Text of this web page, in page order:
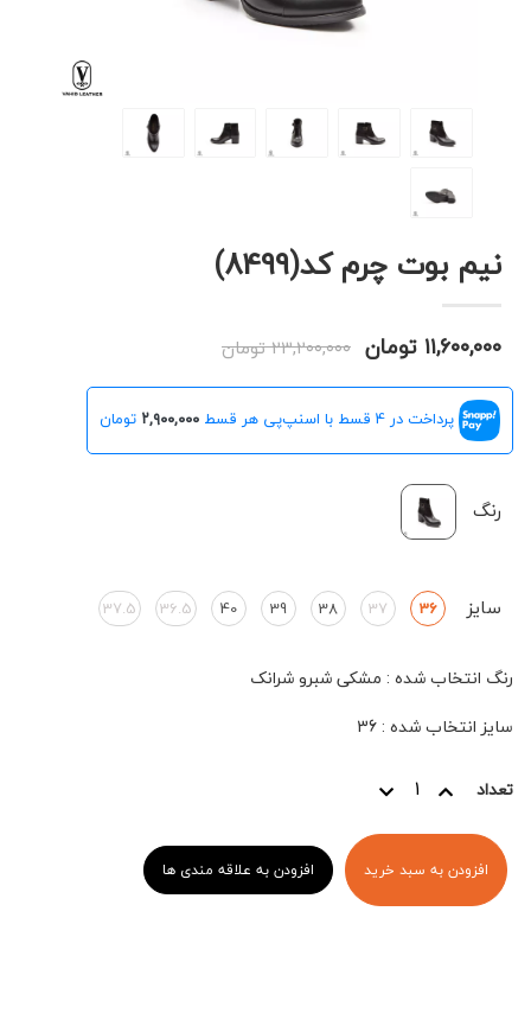
نیم بوت چرم کد(8499)
۱۱,۶۰۰,۰۰۰ تومان ۲۳,۲۰۰,۰۰۰ تومان
پرداخت در 4 قسط با اسنپ‌پی هر قسط ۲,۹۰۰,۰۰۰ تومان
رنگ
سایز 36
37
38
39
40
36.5
37.5
رنگ انتخاب شده : مشکی شبرو شرانک
سایز انتخاب شده :
36
تعداد
افزودن به سبد خرید افزودن به علاقه مندی ها